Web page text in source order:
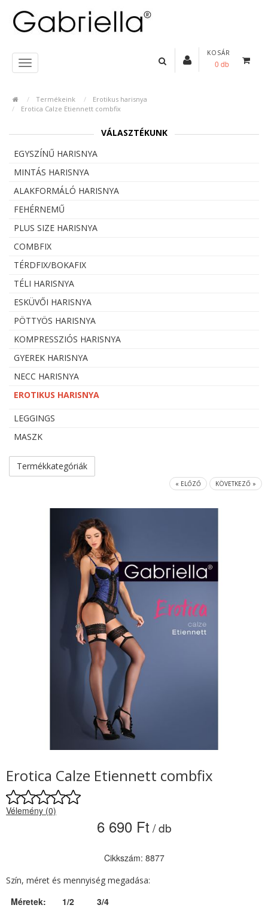
KOSÁR
0 db
Termékeink
Erotikus harisnya
Erotica Calze Etiennett combfix
VÁLASZTÉKUNK
EGYSZÍNŰ HARISNYA
MINTÁS HARISNYA
ALAKFORMÁLÓ HARISNYA
FEHÉRNEMŰ
PLUS SIZE HARISNYA
COMBFIX
TÉRDFIX/BOKAFIX
TÉLI HARISNYA
ESKÜVŐI HARISNYA
PÖTTYÖS HARISNYA
KOMPRESSZIÓS HARISNYA
GYEREK HARISNYA
NECC HARISNYA
EROTIKUS HARISNYA
LEGGINGS
MASZK
Termékkategóriák
« ELŐZŐ KÖVETKEZŐ »
Erotica Calze Etiennett combfix
Vélemény (0)
6 690 Ft / db
Cikkszám: 8877
Szín, méret és mennyiség megadása:
Méretek: 1/2
3/4